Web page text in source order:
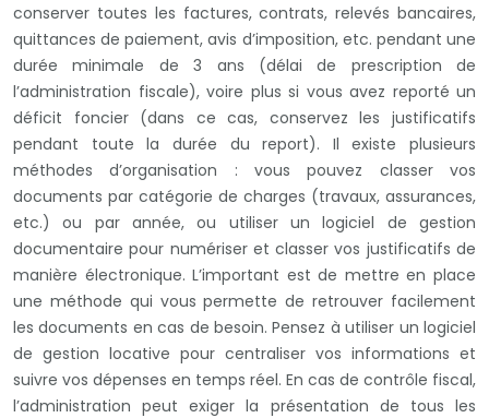
conserver toutes les factures, contrats, relevés bancaires,
quittances de paiement, avis d’imposition, etc. pendant une
durée minimale de 3 ans (délai de prescription de
l’administration fiscale), voire plus si vous avez reporté un
déficit foncier (dans ce cas, conservez les justificatifs
pendant toute la durée du report). Il existe plusieurs
méthodes d’organisation : vous pouvez classer vos
documents par catégorie de charges (travaux, assurances,
etc.) ou par année, ou utiliser un logiciel de gestion
documentaire pour numériser et classer vos justificatifs de
manière électronique. L’important est de mettre en place
une méthode qui vous permette de retrouver facilement
les documents en cas de besoin. Pensez à utiliser un logiciel
de gestion locative pour centraliser vos informations et
suivre vos dépenses en temps réel. En cas de contrôle fiscal,
l’administration peut exiger la présentation de tous les